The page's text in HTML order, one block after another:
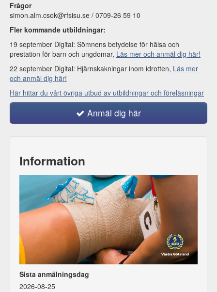
Frågor
simon.alm.csok@rfsisu.se / 0709-26 59 10
Fler kommande utbildningar:
19 september Digital: Sömnens betydelse för hälsa och
prestation för barn och ungdomar, Läs mer och anmäl dig här!
22 september Digital: Hjärnskakningar inom idrotten, Läs mer
och anmäl dig här!
Här hittar du vårt övriga utbud av utbildningar och föreläsningar
Anmäl dig här
Information
Sista anmälningsdag
2026-08-25